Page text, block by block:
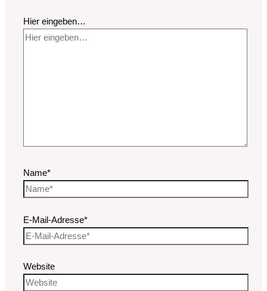
Hier eingeben…
Name*
E-Mail-Adresse*
Website